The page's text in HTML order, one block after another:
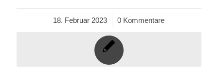
18. Februar 2023
/ 0 Kommentare